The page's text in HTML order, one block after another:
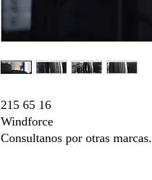
215 65 16
Windforce
Consultanos por otras marcas.